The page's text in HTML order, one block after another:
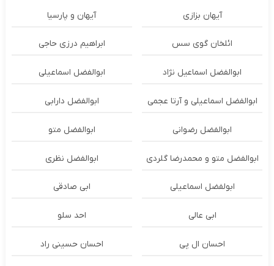
آیهان بزازی آیهان و پارسیا
ائلخان گوی سس ابراهیم درزی حاجی
ابوالفضل اسماعیل نژاد ابوالفضل اسماعیلی
ابوالفضل اسماعیلی و آرتا عجمی ابوالفضل دارابی
ابوالفضل رضوانی ابوالفضل متو
ابوالفضل متو و محمدرضا گلردی ابوالفضل نظری
ابولفضل اسماعیلی ابی صادقی
ابی عالی احد سلو
احسان ال پی احسان حسینی راد